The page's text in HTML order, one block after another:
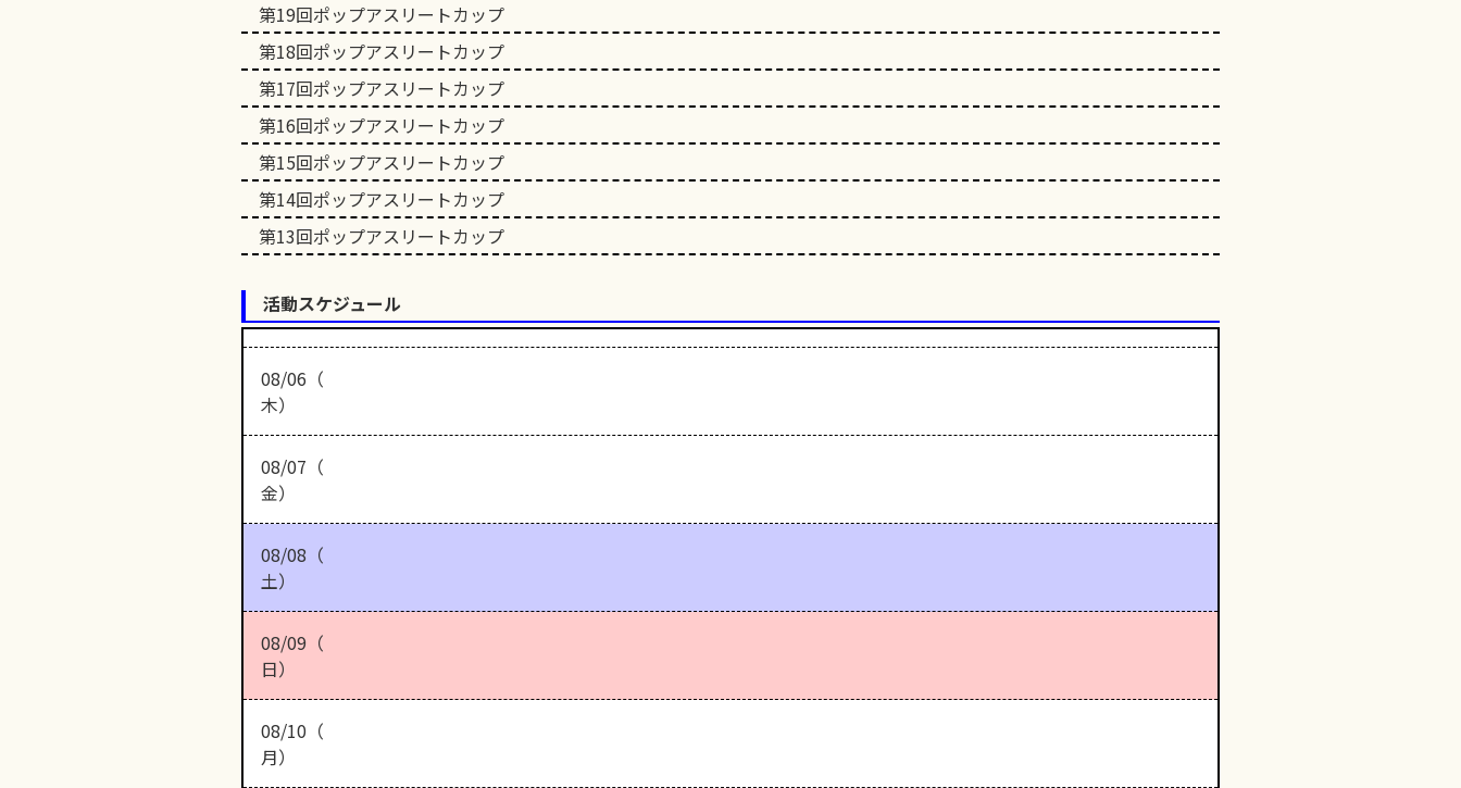
第19回ポップアスリートカップ
第18回ポップアスリートカップ
第17回ポップアスリートカップ
第16回ポップアスリートカップ
第15回ポップアスリートカップ
第14回ポップアスリートカップ
第13回ポップアスリートカップ
活動スケジュール
08/06（
木）
08/07（
金）
08/08（
土）
08/09（
日）
08/10（
月）